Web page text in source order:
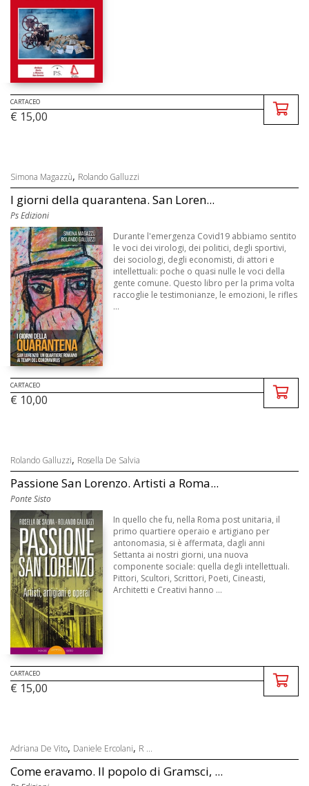
CARTACEO
€ 15,00
Simona Magazzù, Rolando Galluzzi
I giorni della quarantena. San Loren...
Ps Edizioni
Durante l'emergenza Covid19 abbiamo sentito
le voci dei virologi, dei politici, degli sportivi,
dei sociologi, degli economisti, di attori e
intellettuali: poche o quasi nulle le voci della
gente comune. Questo libro per la prima volta
raccoglie le testimonianze, le emozioni, le rifles
...
CARTACEO
€ 10,00
Rolando Galluzzi, Rosella De Salvia
Passione San Lorenzo. Artisti a Roma...
Ponte Sisto
In quello che fu, nella Roma post unitaria, il
primo quartiere operaio e artigiano per
antonomasia, si è affermata, dagli anni
Settanta ai nostri giorni, una nuova
componente sociale: quella degli intellettuali.
Pittori, Scultori, Scrittori, Poeti, Cineasti,
Architetti e Creativi hanno ...
CARTACEO
€ 15,00
Adriana De Vito, Daniele Ercolani, R ...
Come eravamo. Il popolo di Gramsci, ...